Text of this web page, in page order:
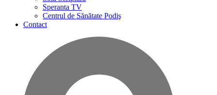
Speranta TV
Centrul de Sănătate Podiş
Contact